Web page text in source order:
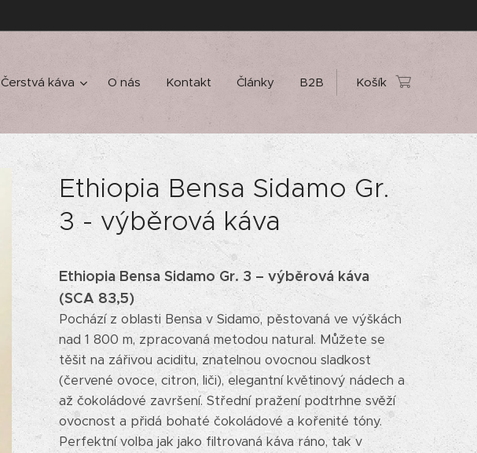
Čerstvá káva O nás Kontakt Články B2B Košík
Ethiopia Bensa Sidamo Gr.
3 - výběrová káva
Ethiopia Bensa Sidamo Gr. 3 – výběrová káva
(SCA 83,5)
Pochází z oblasti Bensa v Sidamo, pěstovaná ve výškách
nad 1 800 m, zpracovaná metodou natural. Můžete se
těšit na zářivou aciditu, znatelnou ovocnou sladkost
(červené ovoce, citron, liči), elegantní květinový nádech a
až čokoládové završení. Střední pražení podtrhne svěží
ovocnost a přidá bohaté čokoládové a kořenité tóny.
Perfektní volba jak jako filtrovaná káva ráno, tak v